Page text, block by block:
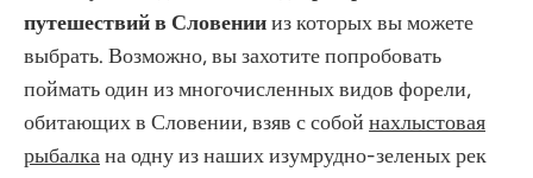
путешествий в Словениииз которых вы можете
выбрать. Возможно, вы захотите попробовать
поймать один из многочисленных видов форели,
обитающих в Словении, взяв с собой нахлыстовая
рыбалкана одну из наших изумрудно-зеленых рек